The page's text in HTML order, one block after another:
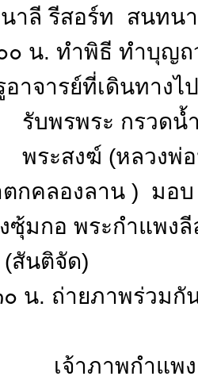
าลี รีสอร์ท สนทน
พิธี ทำบุญถวา
อาจารย์ที่เดินทางไ
กรวดน้ำ (บุ
หลวงพ่อประ
กคลองลาน ) มอ
ซุ้มกอ พระกำแพง
สันติจัด)
ยภาพร่วมกันทั้
ำแพงเพชร